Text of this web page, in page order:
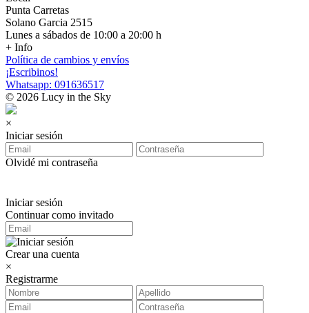
Punta Carretas
Solano Garcia 2515
Lunes a sábados de 10:00 a 20:00 h
+ Info
Política de cambios y envíos
¡Escribinos!
Whatsapp: 091636517
© 2026 Lucy in the Sky
×
Iniciar sesión
Olvidé mi contraseña
Iniciar sesión
Continuar como invitado
Crear una cuenta
×
Registrarme